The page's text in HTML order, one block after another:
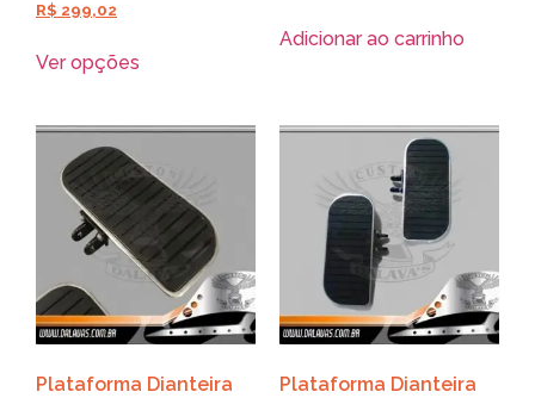
R$ 299,02
Ver opções
Adicionar ao carrinho
Plataforma Dianteira Plataforma Dianteira